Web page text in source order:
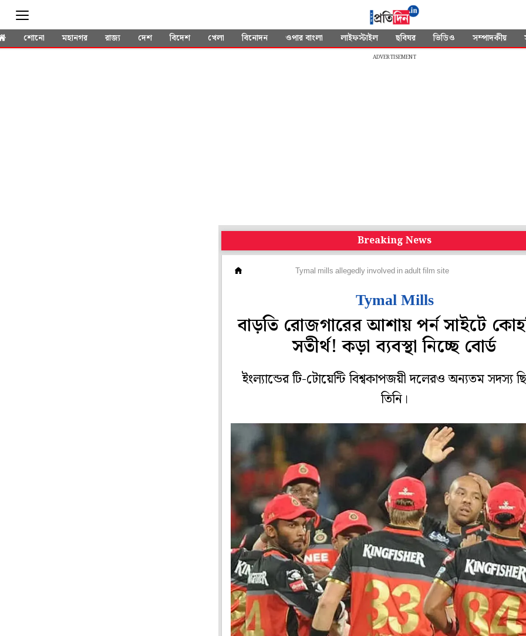
শোনো মহানগর রাজ্য দেশ বিদেশ খেলা বিনোদন ওপার বাংলা লাইফস্টাইল ছবিঘর ভিডিও সম্পাদকীয়
ADVERTISEMENT
Breaking News
Tymal mills allegedly involved in adult film site
Tymal Mills
বাড়তি রোজগারের আশায় পর্ন সাইটে
সতীর্থ! কড়া ব্যবস্থা নিচ্ছে বোর্ড
ইংল্যান্ডের টি-টোয়েন্টি বিশ্বকাপজয়ী দলেরও অন্যতম সদস্য
তিনি।